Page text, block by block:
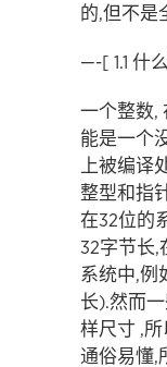
的,但不是
—-[ 1.1 什
一个整数,
能是一个
上被编译
整型和指
在32位的
32字节长,
系统中,例
长).然而
样尺寸 ,所
通俗易懂,